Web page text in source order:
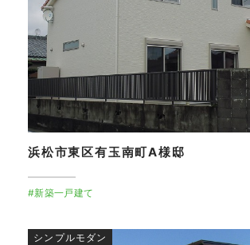
浜松市東区有玉南町A様邸
#新築一戸建て
シンプルモダン